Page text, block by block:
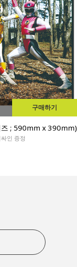
구매하기
즈 ; 590mm x 390mm)
인 증정